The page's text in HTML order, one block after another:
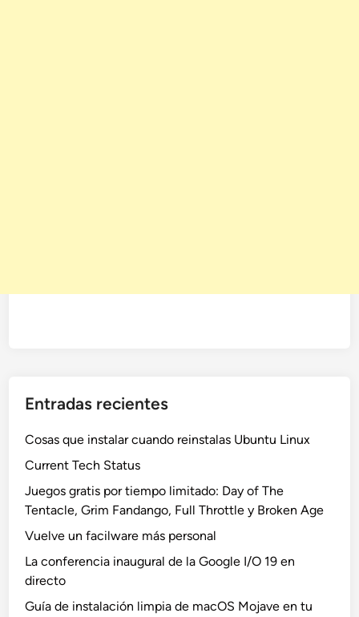
Entradas recientes
Cosas que instalar cuando reinstalas Ubuntu Linux
Current Tech Status
Juegos gratis por tiempo limitado: Day of The
Tentacle, Grim Fandango, Full Throttle y Broken Age
Vuelve un facilware más personal
La conferencia inaugural de la Google I/O 19 en
directo
Guía de instalación limpia de macOS Mojave en tu